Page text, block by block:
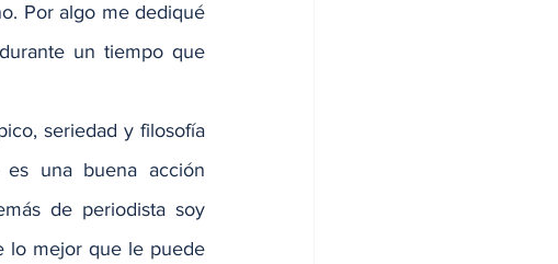
Por algo me dediqué
un tiempo que
seriedad y filosofía
una buena acción
de periodista soy
lo mejor que le puede